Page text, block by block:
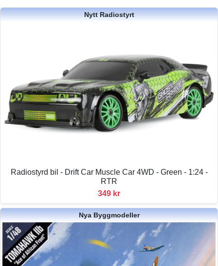
Nytt Radiostyrt
Radiostyrd bil - Drift Car Muscle Car 4WD - Green - 1:24 -
RTR
349 kr
Nya Byggmodeller